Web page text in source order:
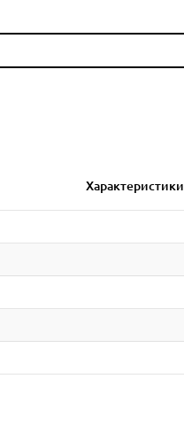
Характеристики